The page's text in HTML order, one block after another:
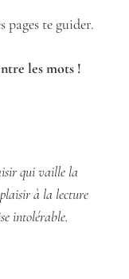
pages te guider.
les mots !
qui vaille la
plaisir à la lecture
intolérable.